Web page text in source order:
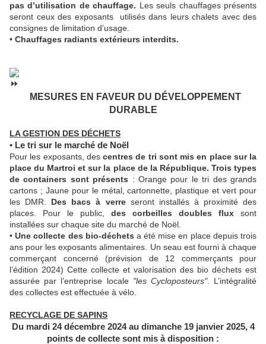
pas d’utilisation de chauffage. Les seuls chauffages présents
seront ceux des exposants utilisés dans leurs chalets avec des
consignes de limitation d’usage.
• Chauffages radiants extérieurs interdits.
MESURES EN FAVEUR DU DÉVELOPPEMENT
DURABLE
LA GESTION DES DÉCHETS
• Le tri sur le marché de Noël
Pour les exposants, des centres de tri sont mis en place sur la
place du Martroi et sur la place de la République. Trois types
de containers sont présents : Orange pour le tri des grands
cartons ; Jaune pour le métal, cartonnette, plastique et vert pour
les DMR. Des bacs à verreseront installés à proximité des
places. Pour le public, des corbeilles doubles flux sont
installées sur chaque site du marché de Noël.
•Une collecte des bio-déchets a été mise en place depuis trois
ans pour les exposants alimentaires. Un seau est fourni à chaque
commerçant concerné (prévision de 12 commerçants pour
l’édition 2024) Cette collecte et valorisation des bio déchets est
assurée par l’entreprise locale "les Cycloposteurs". L’intégralité
des collectes est effectuée à vélo.
RECYCLAGE DE SAPINS
Du mardi 24 décembre 2024 au dimanche 19 janvier 2025, 4
points de collecte sont mis à disposition :